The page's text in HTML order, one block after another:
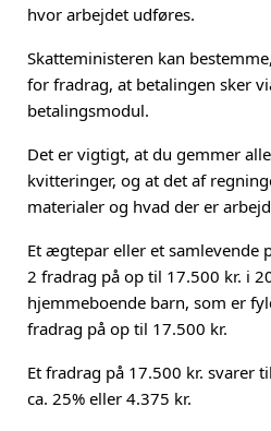
hvor arbejdet udføres.
Skatteministeren kan
for fradrag, at betalingen sker
betalingsmodul.
Det er vigtigt, at du gemmer
kvitteringer, og at det af
materialer og hvad der er
Et ægtepar eller et samlevende
2 fradrag på op til 17.500 kr. i
hjemmeboende barn, som er
fradrag på op til 17.500 kr.
Et fradrag på 17.500 kr. svarer
ca. 25% eller 4.375 kr.